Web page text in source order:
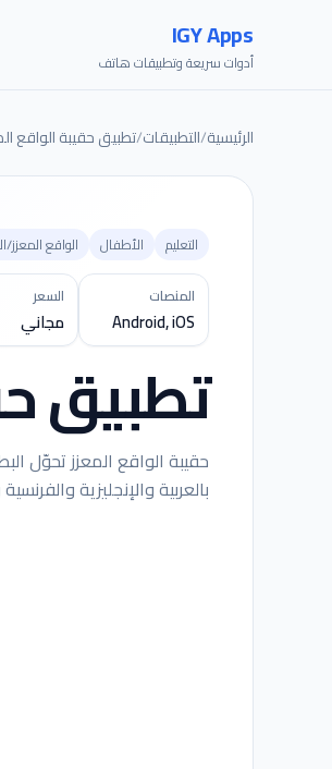
IGY Apps
أدوات سريعة وتطبيقات هاتف
الرئيسية/التطبيقات/تطبيق حقيبة الواقع
التعليم الأطفال الواقع المعزز/
المنصات
Android, iOS
السعر
مجاني
تطبيق
بالعربية والإنجليزية